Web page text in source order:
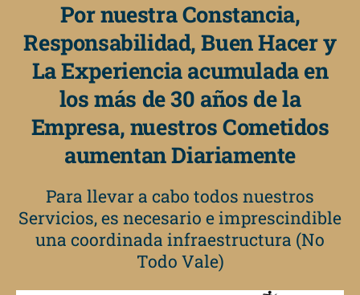
Por nuestra Constancia,
Responsabilidad, Buen Hacer y
La Experiencia acumulada en
los más de 30 años de la
Empresa, nuestros Cometidos
aumentan Diariamente
Para llevar a cabo todos nuestros
Servicios, es necesario e imprescindible
una coordinada infraestructura (No
Todo Vale)